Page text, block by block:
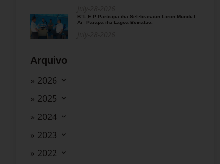
BTL,E.P Partisipa iha Selebrasaun Loron Mundial
Ai - Parapa iha Lagoa Bemalae.
Arquivo
» 2026
» 2025
» 2024
» 2023
» 2022